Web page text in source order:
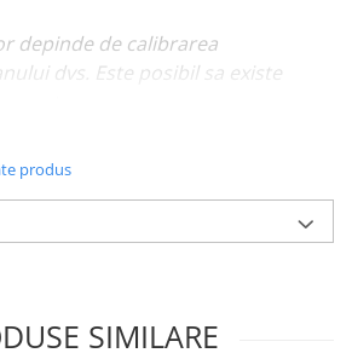
depinde de calibrarea
dvs. Este posibil sa existe
si pentru a vizualiza
va rugam sa ne contactati
produs
SIMILARE